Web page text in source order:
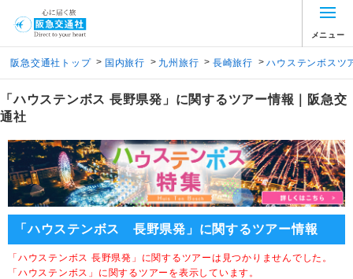
メニュー
阪急交通社トップ > 国内旅行 > 九州旅行 > 長崎旅行 > ハウステンボスツ
「ハウステンボス 長野県発」に関するツアー情報｜阪急交
通社
「ハウステンボス 長野県発」に関するツアー情報
「ハウステンボス 長野県発」に関するツアーは見つかりませんでした。
「ハウステンボス」に関するツアーを表示しています。